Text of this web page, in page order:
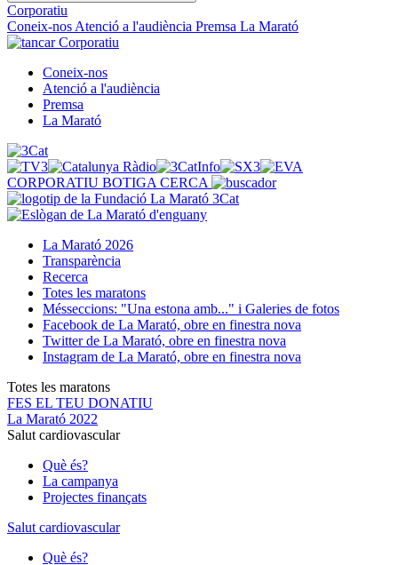
Corporatiu
Coneix-nos Atenció a l'audiència Premsa La Marató
Corporatiu
Coneix-nos
Atenció a l'audiència
Premsa
La Marató
CORPORATIU BOTIGA CERCA
La Marató 2026
Transparència
Recerca
Totes les maratons
Mésseccions: "Una estona amb..." i Galeries de fotos
Facebook de La Marató, obre en finestra nova
Twitter de La Marató, obre en finestra nova
Instagram de La Marató, obre en finestra nova
Totes les maratons
FES EL TEU DONATIU
La Marató 2022
Salut cardiovascular
Què és?
La campanya
Projectes finançats
Salut cardiovascular
Què és?